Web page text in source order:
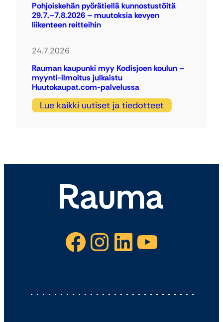
Pohjoiskehän pyörätiellä kunnostustöitä
29.7.–7.8.2026 – muutoksia kevyen
liikenteen reitteihin
24.7.2026
Rauman kaupunki myy Kodisjoen koulun –
myynti-ilmoitus julkaistu
Huutokaupat.com-palvelussa
Lue kaikki uutiset ja tiedotteet
Facebook Instagram LinkedIn YouTube